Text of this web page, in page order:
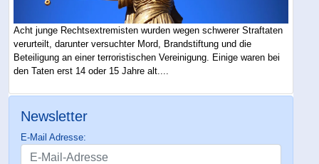
Acht junge Rechtsextremisten wurden wegen schwerer Straftaten
verurteilt, darunter versuchter Mord, Brandstiftung und die
Beteiligung an einer terroristischen Vereinigung. Einige waren bei
den Taten erst 14 oder 15 Jahre alt....
Newsletter
E-Mail Adresse: